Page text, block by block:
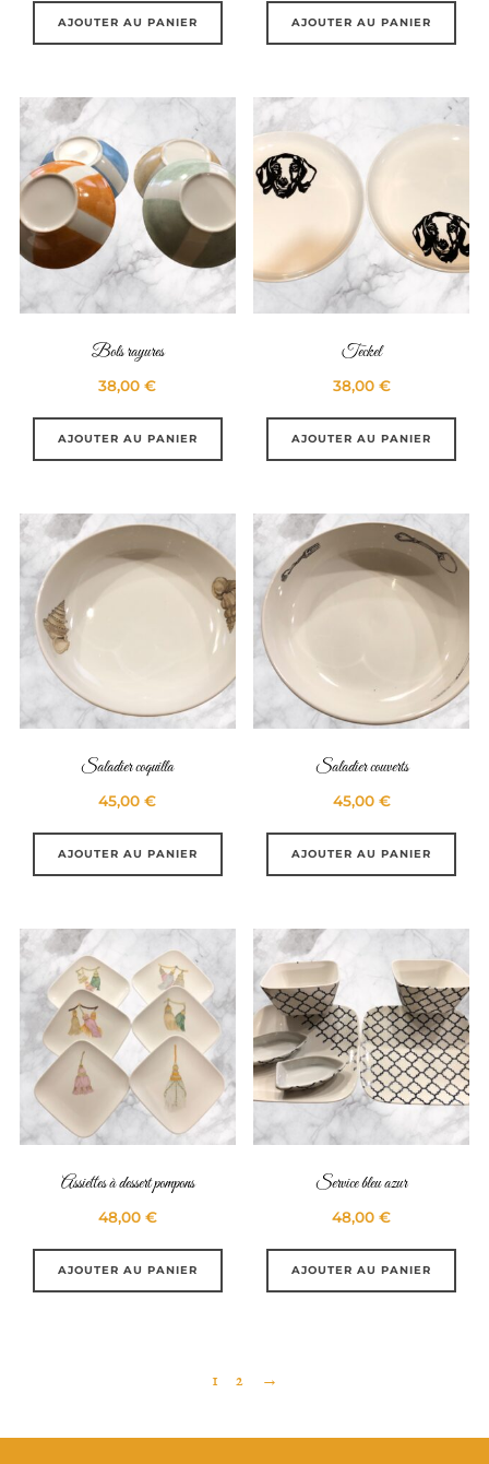
AJOUTER AU PANIER AJOUTER AU PANIER
Bols rayures
38,00€
AJOUTER AU PANIER
Teckel
38,00 €
AJOUTER AU PANIER
Saladier coquilla
45,00€
AJOUTER AU PANIER
Saladier couverts
45,00 €
AJOUTER AU PANIER
Assiettes à dessert pompons
48,00 €
AJOUTER AU PANIER
Service bleu azur
48,00€
AJOUTER AU PANIER
1 2 →